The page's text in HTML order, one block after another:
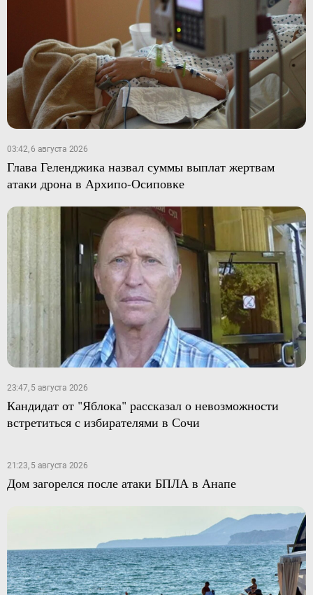
03:42, 6 августа 2026
Глава Геленджика назвал суммы выплат жертвам
атаки дрона в Архипо-Осиповке
23:47, 5 августа 2026
Кандидат от "Яблока" рассказал о невозможности
встретиться с избирателями в Сочи
21:23, 5 августа 2026
Дом загорелся после атаки БПЛА в Анапе